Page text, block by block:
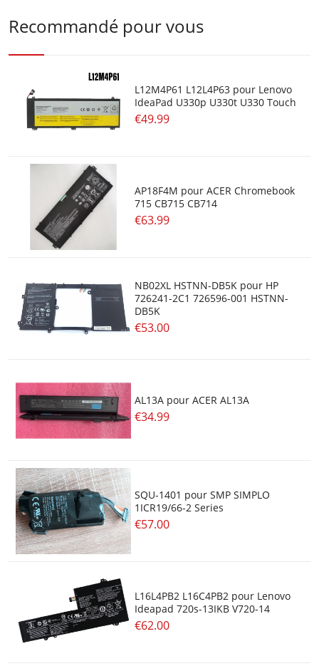
Recommandé pour vous
L12M4P61 L12L4P63 pour Lenovo
IdeaPad U330p U330t U330 Touch
€49.99
AP18F4M pour ACER Chromebook
715 CB715 CB714
€63.99
NB02XL HSTNN-DB5K pour HP
726241-2C1 726596-001 HSTNN-
DB5K
€53.00
AL13A pour ACER AL13A
€34.99
SQU-1401 pour SMP SIMPLO
1ICR19/66-2 Series
€57.00
L16L4PB2 L16C4PB2 pour Lenovo
Ideapad 720s-13IKB V720-14
€62.00